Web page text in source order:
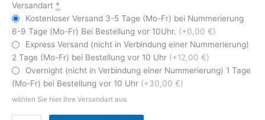
Versandart *
Kostenloser Versand 3-5 Tage (Mo-Fr) bei Nummerierung
6-9 Tage (Mo-Fr) Bei Bestellung vor 10Uhr. (+0,00 €)
Express Versand (nicht in Verbindung einer Nummerierung)
2 Tage (Mo-Fr) bei Bestellung vor 10 Uhr (+12,00 €)
Overnight (nicht in Verbindung einer Nummerierung) 1 Tage
(Mo-Fr) bei Bestellung vor 10 Uhr (+30,00 €)
wählen Sie hier Ihre Versandart aus